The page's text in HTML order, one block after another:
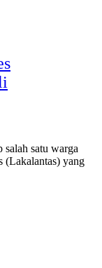
satu warga
(Lakalantas) yang